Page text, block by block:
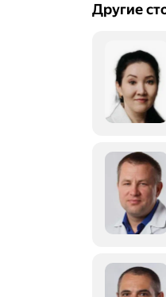
Другие